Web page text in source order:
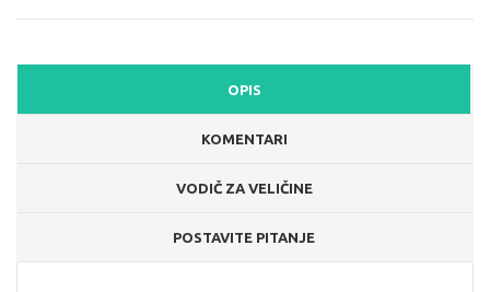
OPIS
KOMENTARI
VODIČ ZA VELIČINE
POSTAVITE PITANJE